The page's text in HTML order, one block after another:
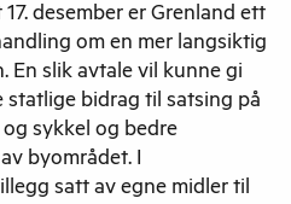
desember er Grenland ett
om en mer langsiktig
En slik avtale vil kunne gi
bidrag til satsing på
sykkel og bedre
byområdet. I
satt av egne midler til